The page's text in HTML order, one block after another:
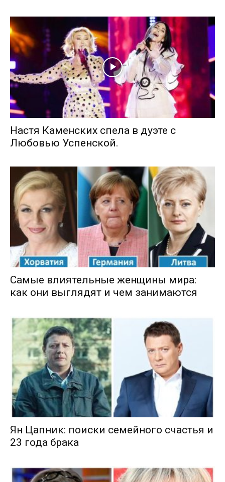
Настя Каменских спела в дуэте с
Любовью Успенской.
Самые влиятельные женщины мира:
как они выглядят и чем занимаются
Ян Цапник: поиски семейного счастья и
23 года брака